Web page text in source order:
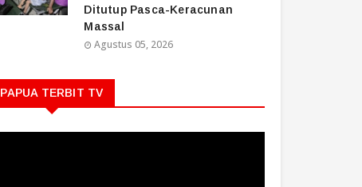
Ditutup Pasca-Keracunan
Massal
Agustus 05, 2026
PAPUA TERBIT TV